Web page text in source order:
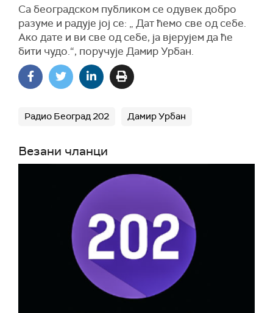
Са београдском публиком се одувек добро
разуме и радује јој се: „ Дат ћемо све од себе.
Ако дате и ви све од себе, ја вјерујем да ће
бити чудо.“, поручује Дамир Урбан.
Радио Београд 202 Дамир Урбан
Везани чланци